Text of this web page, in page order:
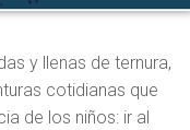
y llenas de ternura,
cotidianas que
de los niños: ir al